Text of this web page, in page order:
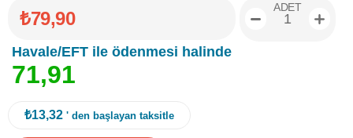
₺79,90
Havale/EFT ile ödenmesi halinde
71,91
ADET
₺13,32 ' den başlayan taksitle